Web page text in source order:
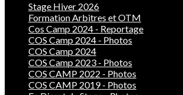
Stage Hiver 2026
Formation Arbitres et OTM
Cos Camp 2024 - Reportage
COS Camp 2024 - Photos
COS Camp 2024
COS Camp 2023 - Photos
COS CAMP 2022 - Photos
COS CAMP 2019 - Photos